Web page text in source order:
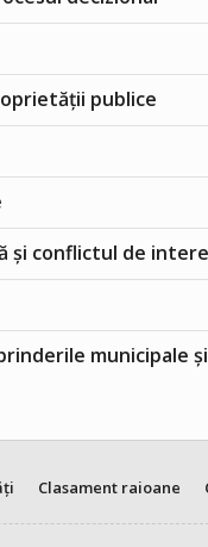
publice
și conflictul de
municipale
Clasament raioane